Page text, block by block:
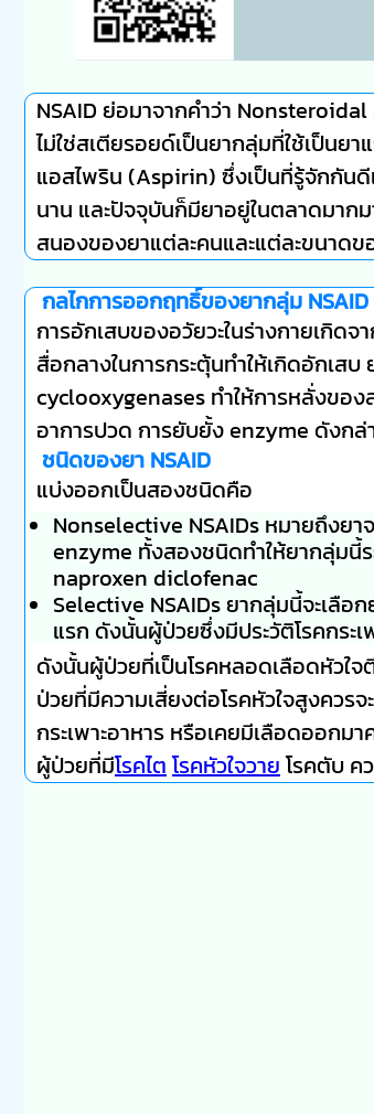
NSAID ย่อมาจากคําว่า
ไม่ใช่สเตียรอยด์เป็นยากลุ่มที่ใช้เป็นย
แอสไพริน (Aspirin) ซึ่งเป็นที่รู้จักกันดี
นาน และปัจจุบันก็มียาอยู่ในตลาดมาก
สนองของยาแต่ละคนและแต่ละขนาดข
กลไกการออกฤทธิ์ของยากลุ่ม NSAID
การอักเสบของอวัยวะในร่างกายเกิด
สื่อกลางในการกระตุ้นทำให้เกิดอักเส
cyclooxygenases ทำให้การหลั่งขอ
อาการปวด การยับยั้ง enzyme ดังกล่
ชนิดของยา NSAID
แบ่งออกเป็นสองชนิดคือ
Nonselective NSAIDs หมายถึงย
enzyme ทั้งสองชนิดทำให้ยากลุ่มนี้
naproxen diclofenac
Selective NSAIDs ยากลุ่มนี้จะเลือ
แรก ดังนั้นผู้ป่วยซึ่งมีประวัติโรคกระ
ดังนั้นผู้ป่วยที่เป็นโรคหลอดเลือดหัวใ
ป่วยที่มีความเสี่ยงต่อโรคหัวใจสูงควร
กระเพาะอาหาร หรือเคยมีเลือดออกม
ผู้ป่วยที่มีโรคไต โรคหัวใจวาย โรคตับ ค